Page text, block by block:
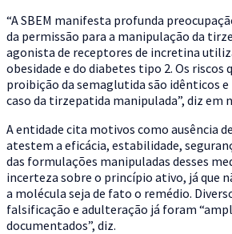
“A SBEM manifesta profunda
da permissão para a manipulação da
agonista de receptores de incretina
obesidade e do diabetes tipo 2. Os riscos
proibição da semaglutida são idênticos
caso da tirzepatida manipulada”, diz em
A entidade cita motivos como ausência
atestem a eficácia, estabilidade,
das formulações manipuladas desses
incerteza sobre o princípio ativo, já que
a molécula seja de fato o remédio.
falsificação e adulteração já foram
documentados”, diz.